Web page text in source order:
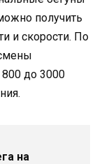
получить
и скорости. По
800 до 3000
на